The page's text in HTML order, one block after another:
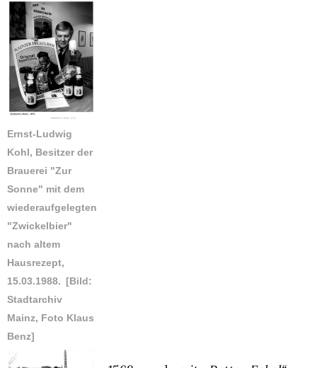
Ernst-Ludwig
Kohl, Besitzer der
Brauerei "Zur
Sonne" mit dem
wiederaufgelegten
"Zwickelbier"
nach altem
Hausrezept,
15.03.1988. [Bild:
Stadtarchiv
Mainz, Foto Klaus
Benz]